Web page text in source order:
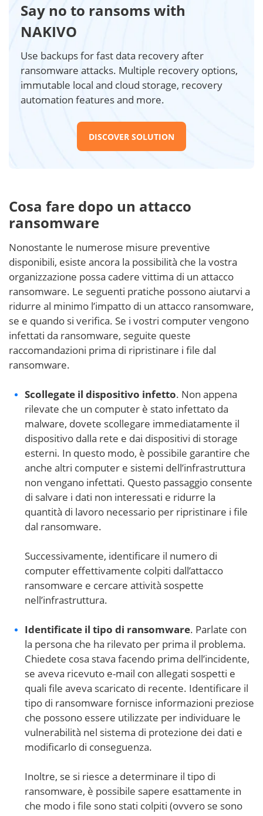
Say no to ransoms with
NAKIVO
Use backups for fast data recovery after
ransomware attacks. Multiple recovery options,
immutable local and cloud storage, recovery
automation features and more.
DISCOVER SOLUTION
Cosa fare dopo un attacco
ransomware
Nonostante le numerose misure preventive
disponibili, esiste ancora la possibilità che la vostra
organizzazione possa cadere vittima di un attacco
ransomware. Le seguenti pratiche possono aiutarvi a
ridurre al minimo l’impatto di un attacco ransomware,
se e quando si verifica. Se i vostri computer vengono
infettati da ransomware, seguite queste
raccomandazioni prima di ripristinare i file dal
ransomware.
Scollegate il dispositivo infetto. Non appena
rilevate che un computer è stato infettato da
malware, dovete scollegare immediatamente il
dispositivo dalla rete e dai dispositivi di storage
esterni. In questo modo, è possibile garantire che
anche altri computer e sistemi dell’infrastruttura
non vengano infettati. Questo passaggio consente
di salvare i dati non interessati e ridurre la
quantità di lavoro necessario per ripristinare i file
dal ransomware.
Successivamente, identificare il numero di
computer effettivamente colpiti dall’attacco
ransomware e cercare attività sospette
nell’infrastruttura.
Identificate il tipo di ransomware. Parlate con
la persona che ha rilevato per prima il problema.
Chiedete cosa stava facendo prima dell’incidente,
se aveva ricevuto e-mail con allegati sospetti e
quali file aveva scaricato di recente. Identificare il
tipo di ransomware fornisce informazioni preziose
che possono essere utilizzate per individuare le
vulnerabilità nel sistema di protezione dei dati e
modificarlo di conseguenza.
Inoltre, se si riesce a determinare il tipo di
ransomware, è possibile sapere esattamente in
che modo i file sono stati colpiti (ovvero se sono